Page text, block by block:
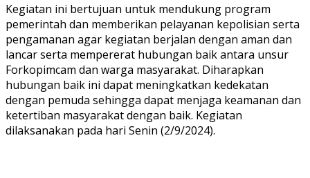
Kegiatan ini bertujuan untuk mendukung program
pemerintah dan memberikan pelayanan kepolisian serta
pengamanan agar kegiatan berjalan dengan aman dan
lancar serta mempererat hubungan baik antara unsur
Forkopimcam dan warga masyarakat. Diharapkan
hubungan baik ini dapat meningkatkan kedekatan
dengan pemuda sehingga dapat menjaga keamanan dan
ketertiban masyarakat dengan baik. Kegiatan
dilaksanakan pada hari Senin (2/9/2024).